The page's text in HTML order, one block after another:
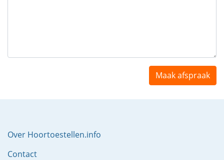
Maak afspraak
Over Hoortoestellen.info
Contact